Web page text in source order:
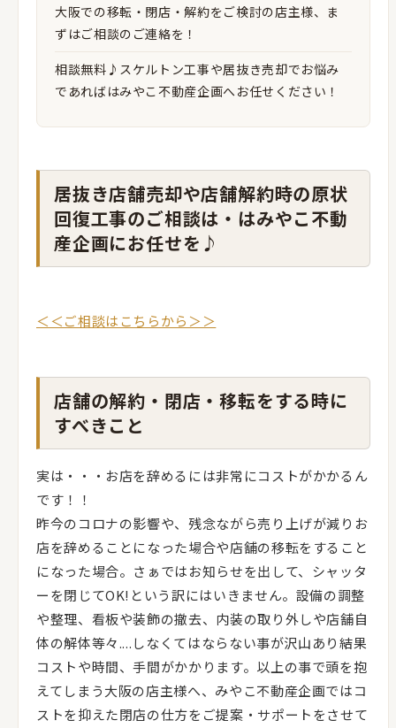
大阪での移転・閉店・解約をご検討の店主様、ま
ずはご相談のご連絡を！
相談無料♪スケルトン工事や居抜き売却でお悩み
であればはみやこ不動産企画へお任せください！
居抜き店舗売却や店舗解約時の原状
回復工事のご相談は・はみやこ不動
産企画にお任せを♪
＜＜ご相談はこちらから＞＞
店舗の解約・閉店・移転をする時に
すべきこと
実は・・・お店を辞めるには非常にコストがかかるん
です！！
昨今のコロナの影響や、残念ながら売り上げが減りお
店を辞めることになった場合や店舗の移転をすること
になった場合。さぁではお知らせを出して、シャッタ
ーを閉じてOK!という訳にはいきません。設備の調整
や整理、看板や装飾の撤去、内装の取り外しや店舗自
体の解体等々....しなくてはならない事が沢山あり結果
コストや時間、手間がかかります。以上の事で頭を抱
えてしまう大阪の店主様へ、みやこ不動産企画ではコ
ストを抑えた閉店の仕方をご提案・サポートをさせて